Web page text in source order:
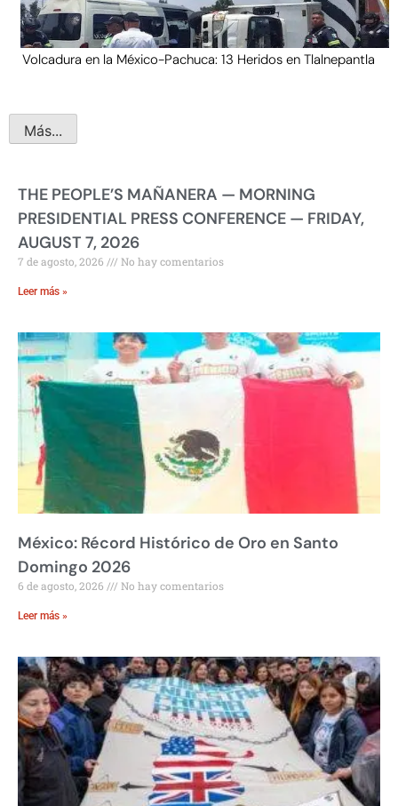
Volcadura en la México-Pachuca: 13 Heridos en Tlalnepantla
Más...
THE PEOPLE’S MAÑANERA — MORNING
PRESIDENTIAL PRESS CONFERENCE — FRIDAY,
AUGUST 7, 2026
7 de agosto, 2026 No hay comentarios
Leer más »
México: Récord Histórico de Oro en Santo
Domingo 2026
6 de agosto, 2026 No hay comentarios
Leer más »